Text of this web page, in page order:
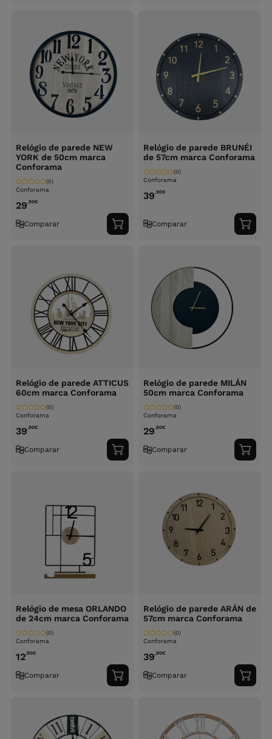
Relógio de parede NEW
YORK de 50cm marca
Conforama
Conforama
(0)
29,90€
Comparar
Adicionar
ao
Relógio de parede BRUNÉI
de 57cm marca Conforama
Conforama
(0)
39,90€
Comparar
ao
Relógio de parede ATTICUS
60cm marca Conforama
Conforama
(0)
39,90€
Comparar
Adicionar
ao
Relógio de parede MILÁN
50cm marca Conforama
Conforama
(0)
29,90€
Comparar
ao
Relógio de mesa ORLANDO
de 24cm marca Conforama
Conforama
(0)
12,90€
Comparar
Adicionar
ao
Relógio de parede ARÁN de
57cm marca Conforama
Conforama
(0)
39,90€
Comparar
ao